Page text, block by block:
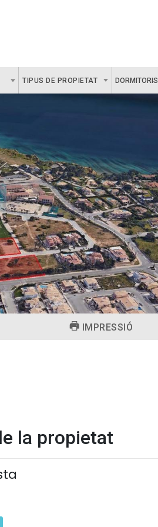
TIPUS DE PROPIETAT DORMITORIS
IMPRESSIÓ
la propietat